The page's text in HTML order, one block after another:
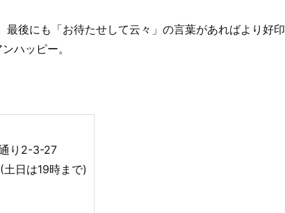
後にも「お待たせして云々」の言葉があればより好印
ハッピー。
り2-3-27
日は19時まで)